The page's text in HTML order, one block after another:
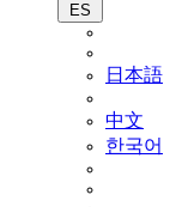
ES
日本語
中文
한국어